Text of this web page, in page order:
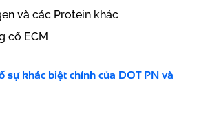
và các Protein khác
cố ECM
sự khác biệt chính của DOT PN và